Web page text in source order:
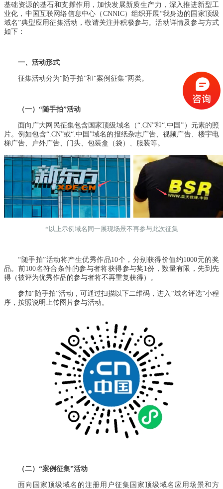
基础资源的基石和支撑作用，加快发展新质生产力，深入推进新型工
业化，中国互联网络信息中心（CNNIC）组织开展“我身边的国家顶级
域名”典型应用征集活动，敬请关注并积极参与。活动详情及参与方式
如下：
一、活动形式
征集活动分为“随手拍”和“案例征集”两类。
（一）“随手拍”活动
面向广大网民征集包含国家顶级域名（“.CN”和“.中国”）元素的照
片。例如包含“.CN”或“.中国”域名的报纸杂志广告、视频广告、楼宇电
梯广告、户外广告、门头、包装盒（袋）、服装等。
*以上示例域名同一展现场景不再参与此次征集
“随手拍”活动将产生优秀作品10个，分别获得价值约1000元的奖
品。前100名符合条件的参与者将获得参与奖1份，数量有限，先到先
得（被评为优秀作品的参与者将不再重复获得）。
参加“随手拍”活动，可通过扫描以下二维码，进入“域名评选”小程
序，按照说明上传图片参与活动。
（二）“案例征集”活动
面向国家顶级域名的注册用户征集国家顶级域名应用场景和方